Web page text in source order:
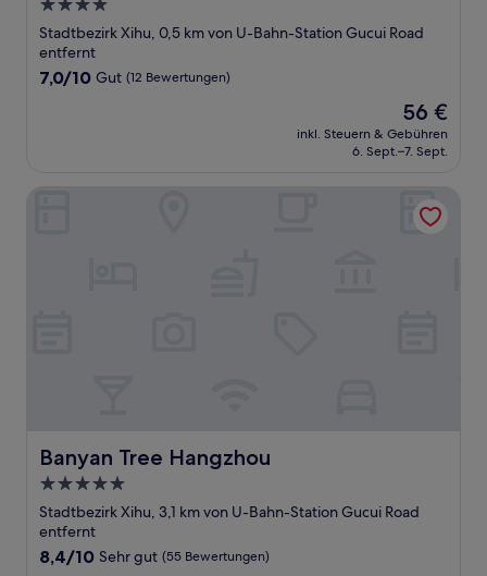
4.0-
Sterne-
Unterkunft
Stadtbezirk Xihu, 0,5 km von U-Bahn-Station Gucui Road
entfernt
7.0
7,0/10 Gut (12 Bewertungen)
Der
Preis
beträgt
56 €
inkl. Steuern & Gebühren
6. Sept.–7. Sept.
Banyan Tree Hangzhou
Banyan Tree Hangzhou
5.0-
Sterne-
Unterkunft
Stadtbezirk Xihu, 3,1 km von U-Bahn-Station Gucui Road
entfernt
8.4
8,4/10 Sehr gut (55 Bewertungen)